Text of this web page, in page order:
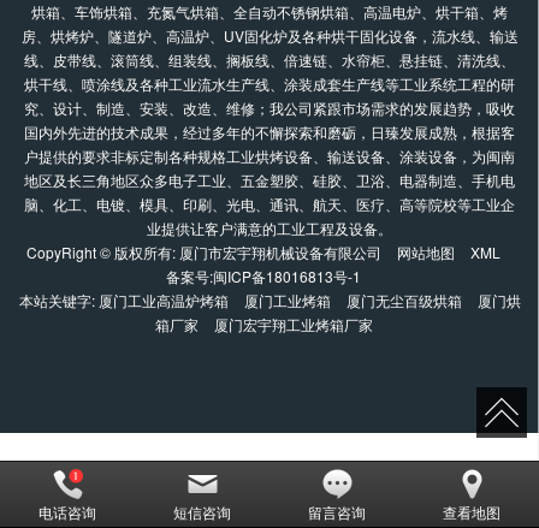
烘箱、车饰烘箱、充氮气烘箱、全自动不锈钢烘箱、高温电炉、烘干箱、烤
房、烘烤炉、隧道炉、高温炉、UV固化炉及各种烘干固化设备，流水线、输送
线、皮带线、滚筒线、组装线、搁板线、倍速链、水帘柜、悬挂链、清洗线、
烘干线、喷涂线及各种工业流水生产线、涂装成套生产线等工业系统工程的研
究、设计、制造、安装、改造、维修；我公司紧跟市场需求的发展趋势，吸收
国内外先进的技术成果，经过多年的不懈探索和磨砺，日臻发展成熟，根据客
户提供的要求非标定制各种规格工业烘烤设备、输送设备、涂装设备，为闽南
地区及长三角地区众多电子工业、五金塑胶、硅胶、卫浴、电器制造、手机电
脑、化工、电镀、模具、印刷、光电、通讯、航天、医疗、高等院校等工业企
业提供让客户满意的工业工程及设备。
CopyRight © 版权所有: 厦门市宏宇翔机械设备有限公司 网站地图
XML
备案号:闽ICP备18016813号-1
本站关键字: 厦门工业高温炉烤箱 厦门工业烤箱 厦门无尘百级烘箱
厦门烘
箱厂家
厦门宏宇翔工业烤箱厂家
电话咨询 短信咨询 留言咨询 查看地图